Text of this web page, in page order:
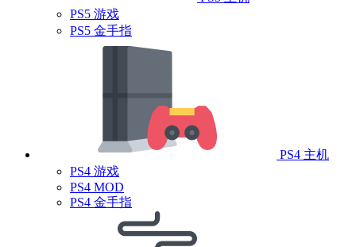
PS5 游戏
PS5 金手指
PS4 主机
PS4 游戏
PS4 MOD
PS4 金手指